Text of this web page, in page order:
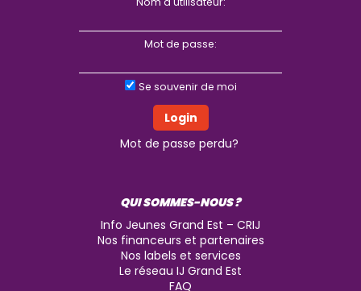
Mot de passe:
Se souvenir de moi
Mot de passe perdu?
QUI SOMMES-NOUS ?
Info Jeunes Grand Est – CRIJ
Nos financeurs et partenaires
Nos labels et services
Le réseau IJ Grand Est
FAQ